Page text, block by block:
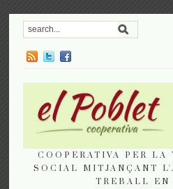
COOPERATIVA PER LA
SOCIAL MITJANÇANT
TREBALL EN